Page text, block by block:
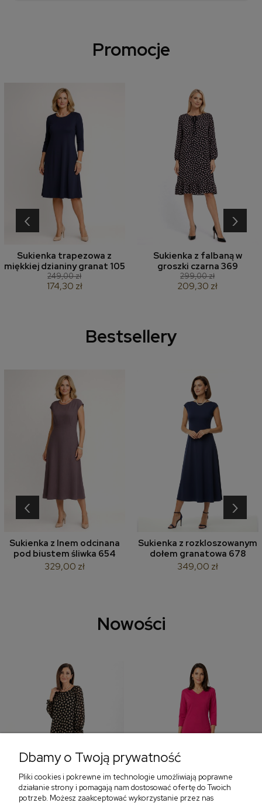
Promocje
Sukienka trapezowa z
miękkiej dzianiny granat 105
249,00 zł
174,30 zł
Sukienka z falbaną w
groszki czarna 369
299,00 zł
209,30 zł
‹ ›
Bestsellery
Sukienka z lnem odcinana
pod biustem śliwka 654
329,00 zł
Sukienka z rozkloszowanym
dołem granatowa 678
349,00 zł
‹ ›
Nowości
‹
Dbamy o Twoją prywatność
Pliki cookies i pokrewne im technologie umożliwiają poprawne
działanie strony i pomagają nam dostosować ofertę do Twoich
potrzeb. Możesz zaakceptować wykorzystanie przez nas